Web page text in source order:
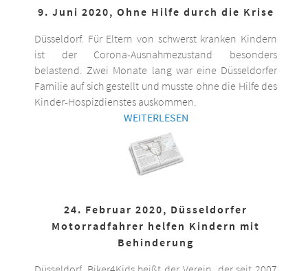
9. Juni 2020, Ohne Hilfe durch die Krise
Düsseldorf. Für Eltern von schwerst kranken Kindern
ist der Corona-Ausnahmezustand besonders
belastend. Zwei Monate lang war eine Düsseldorfer
Familie auf sich gestellt und musste ohne die Hilfe des
Kinder-Hospizdienstes auskommen.
WEITERLESEN
24. Februar 2020, Düsseldorfer
Motorradfahrer helfen Kindern mit
Behinderung